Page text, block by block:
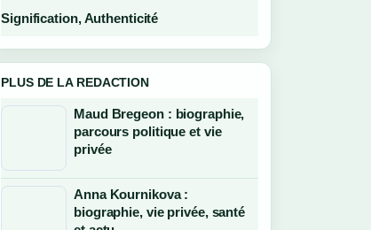
Signification, Authenticité
PLUS DE LA REDACTION
Maud Bregeon : biographie,
parcours politique et vie
privée
Anna Kournikova :
biographie, vie privée, santé